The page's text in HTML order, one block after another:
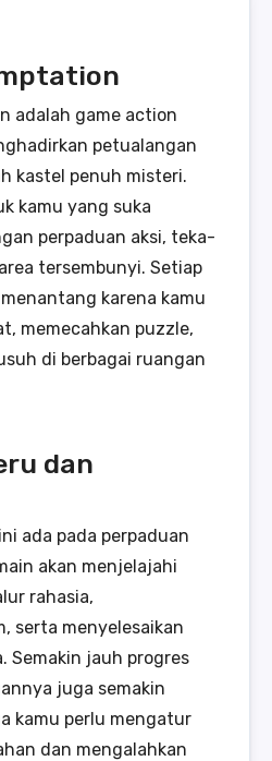
adalah game action
petualangan
kastel penuh misteri.
kamu yang suka
perpaduan aksi, teka-
tersembunyi. Setiap
karena kamu
memecahkan puzzle,
di berbagai ruangan
dan
ada pada perpaduan
akan menjelajahi
rahasia,
serta menyelesaikan
Semakin jauh progres
juga semakin
kamu perlu mengatur
dan mengalahkan